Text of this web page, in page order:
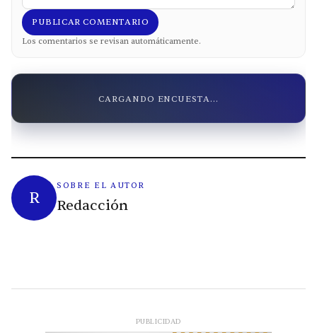
PUBLICAR COMENTARIO
Los comentarios se revisan automáticamente.
CARGANDO ENCUESTA...
R
SOBRE EL AUTOR
Redacción
PUBLICIDAD